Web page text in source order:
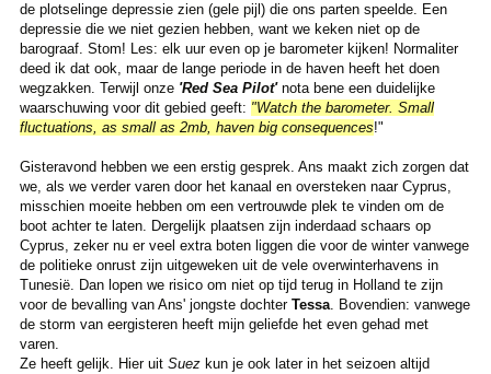
de plotselinge depressie zien (gele pijl) die ons parten speelde. Een
depressie die we niet gezien hebben, want we keken niet op de
barograaf. Stom! Les: elk uur even op je barometer kijken! Normaliter
deed ik dat ook, maar de lange periode in de haven heeft het doen
wegzakken. Terwijl onze 'Red Sea Pilot' nota bene een duidelijke
waarschuwing voor dit gebied geeft: "Watch the barometer. Small
fluctuations, as small as 2mb, haven big consequences!"
Gisteravond hebben we een erstig gesprek. Ans maakt zich zorgen dat
we, als we verder varen door het kanaal en oversteken naar Cyprus,
misschien moeite hebben om een vertrouwde plek te vinden om de
boot achter te laten. Dergelijk plaatsen zijn inderdaad schaars op
Cyprus, zeker nu er veel extra boten liggen die voor de winter vanwege
de politieke onrust zijn uitgeweken uit de vele overwinterhavens in
Tunesië. Dan lopen we risico om niet op tijd terug in Holland te zijn
voor de bevalling van Ans' jongste dochter Tessa. Bovendien: vanwege
de storm van eergisteren heeft mijn geliefde het even gehad met
varen.
Ze heeft gelijk. Hier uitSuez kun je ook later in het seizoen altijd